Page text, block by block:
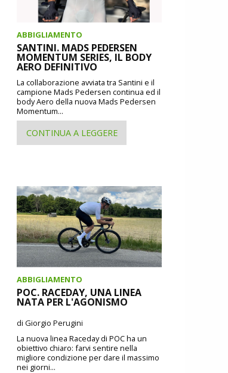
ABBIGLIAMENTO
SANTINI. MADS PEDERSEN
MOMENTUM SERIES, IL BODY
AERO DEFINITIVO
La collaborazione avviata tra Santini e il
campione Mads Pedersen continua ed il
body Aero della nuova Mads Pedersen
Momentum...
CONTINUA A LEGGERE
ABBIGLIAMENTO
POC. RACEDAY, UNA LINEA
NATA PER L'AGONISMO
di Giorgio Perugini
La nuova linea Raceday di POC ha un
obiettivo chiaro: farvi sentire nella
migliore condizione per dare il massimo
nei giorni...